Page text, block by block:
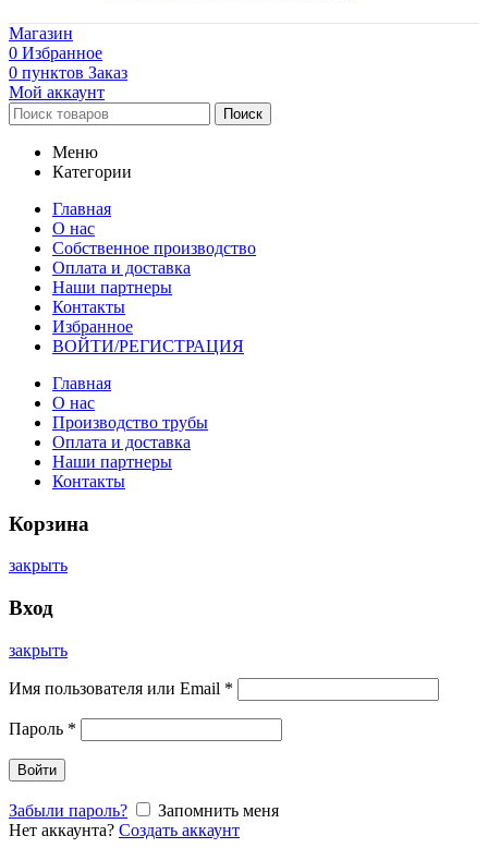
Магазин
0 Избранное
0 пунктов Заказ
Мой аккаунт
Поиск
Меню
Категории
Главная
О нас
Собственное производство
Оплата и доставка
Наши партнеры
Контакты
Избранное
ВОЙТИ/РЕГИСТРАЦИЯ
Главная
О нас
Производство трубы
Оплата и доставка
Наши партнеры
Контакты
Корзина
закрыть
Вход
закрыть
Имя пользователя или Email *
Пароль *
Войти
Забыли пароль?
Запомнить меня
Нет аккаунта? Создать аккаунт